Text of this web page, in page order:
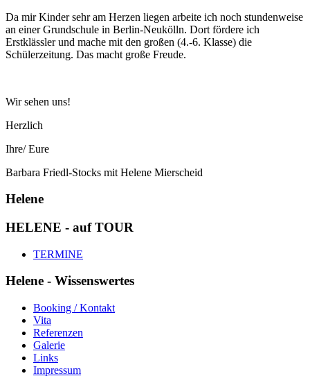
Da mir Kinder sehr am Herzen liegen arbeite ich noch stundenweise
an einer Grundschule in Berlin-Neukölln. Dort fördere ich
Erstklässler und mache mit den großen (4.-6. Klasse) die
Schülerzeitung. Das macht große Freude.
Wir sehen uns!
Herzlich
Ihre/ Eure
Barbara Friedl-Stocks mit Helene Mierscheid
Helene
HELENE - auf TOUR
TERMINE
Helene - Wissenswertes
Booking / Kontakt
Vita
Referenzen
Galerie
Links
Impressum